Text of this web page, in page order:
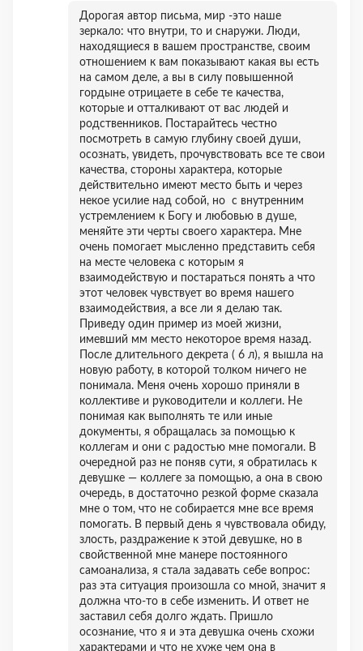
Дорогая автор письма, мир -это наше
зеркало: что внутри, то и снаружи. Люди,
находящиеся в вашем пространстве, своим
отношением к вам показывают какая вы есть
на самом деле, а вы в силу повышенной
гордыне отрицаете в себе те качества,
которые и отталкивают от вас людей и
родственников. Постарайтесь честно
посмотреть в самую глубину своей души,
осознать, увидеть, прочувствовать все те свои
качества, стороны характера, которые
действительно имеют место быть и через
некое усилие над собой, но с внутренним
устремлением к Богу и любовью в душе,
меняйте эти черты своего характера. Мне
очень помогает мысленно представить себя
на месте человека с которым я
взаимодействую и постараться понять а что
этот человек чувствует во время нашего
взаимодействия, а все ли я делаю так.
Приведу один пример из моей жизни,
имевший мм место некоторое время назад.
После длительного декрета ( 6 л), я вышла на
новую работу, в которой толком ничего не
понимала. Меня очень хорошо приняли в
коллективе и руководители и коллеги. Не
понимая как выполнять те или иные
документы, я обращалась за помощью к
коллегам и они с радостью мне помогали. В
очередной раз не поняв сути, я обратилась к
девушке — коллеге за помощью, а она в свою
очередь, в достаточно резкой форме сказала
мне о том, что не собирается мне все время
помогать. В первый день я чувствовала обиду,
злость, раздражение к этой девушке, но в
свойственной мне манере постоянного
самоанализа, я стала задавать себе вопрос:
раз эта ситуация произошла со мной, значит я
должна что-то в себе изменить. И ответ не
заставил себя долго ждать. Пришло
осознание, что я и эта девушка очень схожи
характерами и что не хуже чем она в